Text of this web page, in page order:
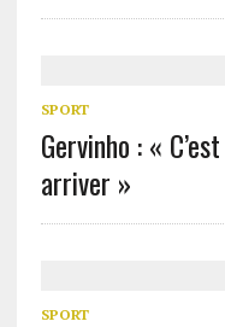
SPORT
Gervinho : «
arriver »
SPORT